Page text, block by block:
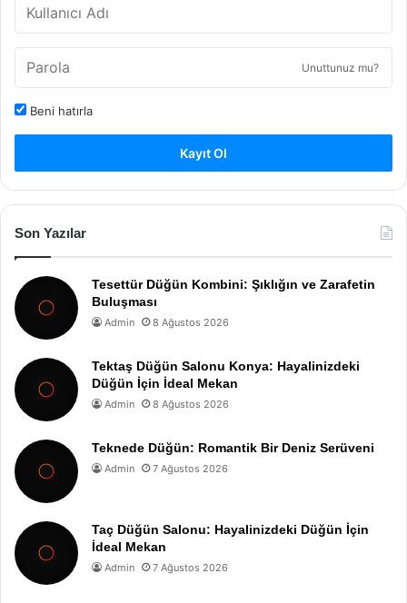
Unuttunuz mu?
Beni hatırla
Kayıt Ol
Son Yazılar
Tesettür Düğün Kombini: Şıklığın ve Zarafetin
Buluşması
Admin 8 Ağustos 2026
Tektaş Düğün Salonu Konya: Hayalinizdeki
Düğün İçin İdeal Mekan
Admin 8 Ağustos 2026
Teknede Düğün: Romantik Bir Deniz Serüveni
Admin 7 Ağustos 2026
Taç Düğün Salonu: Hayalinizdeki Düğün İçin
İdeal Mekan
Admin 7 Ağustos 2026